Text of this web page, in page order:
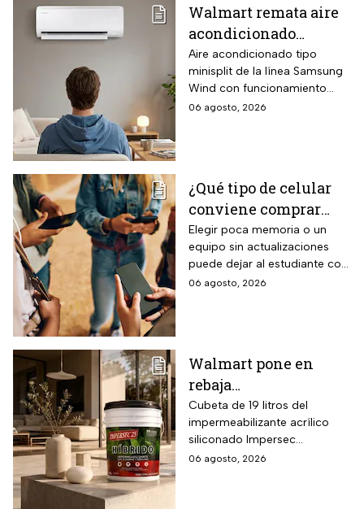
Walmart remata aire
acondicionado
Samsung Wind
Inverter frío y calor 1
tonelada con WiFi y
$3,500 de descuento
Aire acondicionado tipo
minisplit de la línea Samsung
Wind con funcionamiento
bidireccional frío y calor
capacidad de gestión
mediante inteligencia artificial
con modo AI Auto Cooling
que ajusta automáticamente
el rendimiento según
condiciones ambientales.
06 agosto, 2026
¿Qué tipo de celular
conviene comprar
para el regreso a
clases? La guía según
el nivel escolar
Elegir poca memoria o un
equipo sin actualizaciones
puede dejar al estudiante con
un celular lento e
06 agosto, 2026
Walmart pone en
rebaja
impermeabilizante
ecológico Impersec 10
años con caucho
reciclado de 19 litros
Cubeta de 19 litros del
impermeabilizante acrílico
siliconado Impersec
formulado con hasta 60 por
06 agosto, 2026